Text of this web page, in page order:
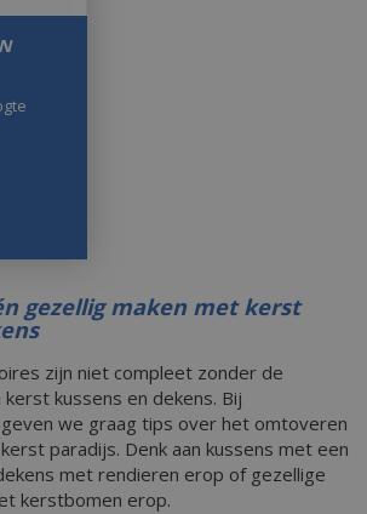
gezellig maken met kerst
zijn niet compleet zonder de
kussens en dekens. Bij
we graag tips over het omtoveren
paradijs. Denk aan kussens met een
met rendieren erop of gezellige
kerstbomen erop.